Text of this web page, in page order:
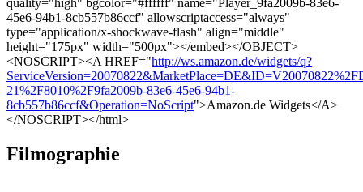
45e6-94b1-8cb557b86ccf" allowscriptaccess="always"
type="application/x-shockwave-flash" align="middle"
height="175px" width="500px"></embed></OBJECT>
<NOSCRIPT><A HREF="http://ws.amazon.de/widgets/q?
21%2F8010%2F9fa2009b-83e6-45e6-94b1-
8cb557b86ccf&Operation=NoScript">Amazon.de Widgets</A>
</NOSCRIPT></html>
Filmographie